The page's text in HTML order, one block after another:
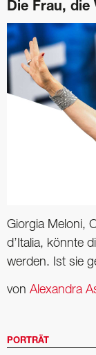
Die Frau, die
Giorgia Meloni,
d’Italia, könnte
­werden. Ist sie
von Alexandra
PORTRÄT